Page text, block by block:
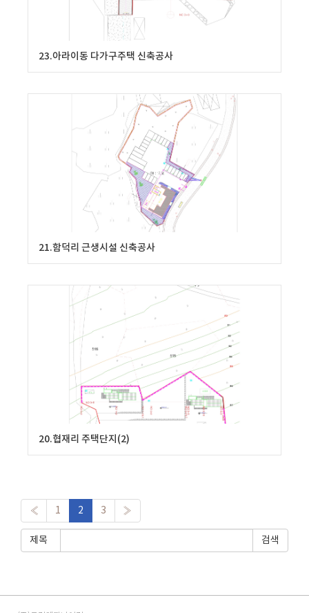
23.아라이동 다가구주택 신축공사
21.함덕리 근생시설 신축공사
20.협재리 주택단지(2)
« 1 2 3 »
제목